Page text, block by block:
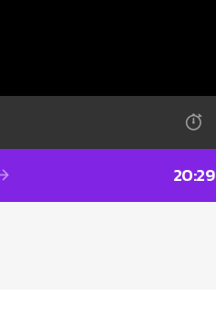
20:29